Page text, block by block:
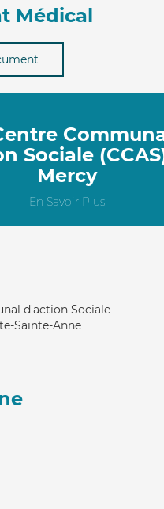
Médical
Sociale
Mercy
En Savoir Plus
d'action Sociale
Sainte-Anne